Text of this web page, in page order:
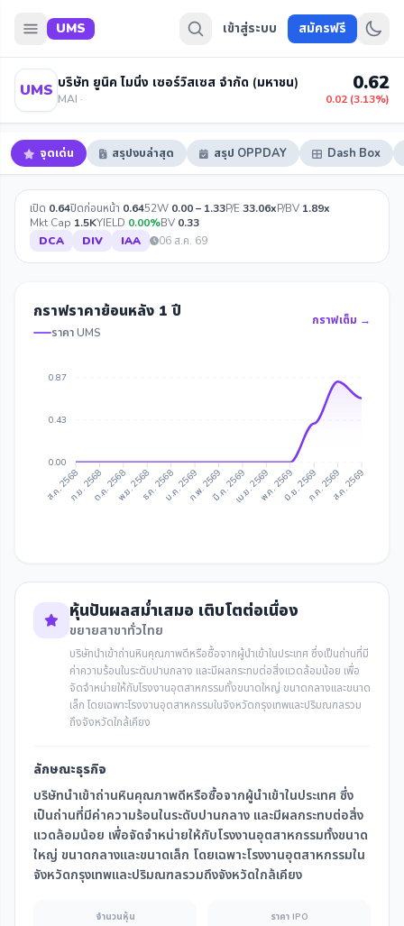
UMS เข้าสู่ระบบ สมัครฟรี
UMS บริษัท ยูนิค ไมนิ่ง เซอร์วิสเซส จำกัด (มหาชน)
MAI ·
0.62
0.02 (3.13%)
จุดเด่น สรุปงบล่าสุด สรุป OPPDAY Dash Box
เปิด 0.64ปิดก่อนหน้า 0.6452W 0.00 – 1.33P/E33.06xP/BV 1.89x
Mkt Cap 1.5KYIELD 0.00%BV 0.33
DCA
DIV IAA 06 ส.ค. 69
กราฟราคาย้อนหลัง 1 ปี
ราคา UMS
กราฟเต็ม →
0.87
0.43
0.00
ส.ค. 2568ก.ย. 2568ต.ค. 2568พ.ย. 2568ธ.ค. 2568ม.ค. 2569ก.พ. 2569มี.ค. 2569เม.ย. 2569พ.ค. 2569มิ.ย. 2569ก.ค. 2569ส.ค. 2569
หุ้นปันผลสม่ำเสมอ เติบโตต่อเนื่อง
ขยายสาขาทั่วไทย
บริษัทนำเข้าถ่านหินคุณภาพดีหรือซื้อจากผู้นำเข้าในประเทศ ซึ่งเป็นถ่านที่มี
ค่าความร้อนในระดับปานกลาง และมีผลกระทบต่อสิ่งแวดล้อมน้อย เพื่อ
จัดจำหน่ายให้กับโรงงานอุตสาหกรรมทั้งขนาดใหญ่ ขนาดกลางและขนาด
เล็ก โดยเฉพาะโรงงานอุตสาหกรรมในจังหวัดกรุงเทพและปริมณฑลรวม
ถึงจังหวัดใกล้เคียง
ลักษณะธุรกิจ
บริษัทนำเข้าถ่านหินคุณภาพดีหรือซื้อจากผู้นำเข้าในประเทศ ซึ่ง
เป็นถ่านที่มีค่าความร้อนในระดับปานกลาง และมีผลกระทบต่อสิ่ง
แวดล้อมน้อย เพื่อจัดจำหน่ายให้กับโรงงานอุตสาหกรรมทั้งขนาด
ใหญ่ ขนาดกลางและขนาดเล็ก โดยเฉพาะโรงงานอุตสาหกรรมใน
จังหวัดกรุงเทพและปริมณฑลรวมถึงจังหวัดใกล้เคียง
จำนวนหุ้น ราคา IPO